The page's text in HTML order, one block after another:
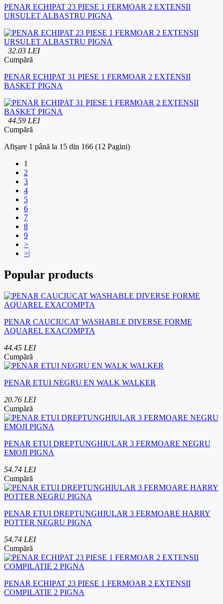
PENAR ECHIPAT 23 PIESE 1 FERMOAR 2 EXTENSII
URSULET ALBASTRU PIGNA
32.03 LEI
Cumpără
PENAR ECHIPAT 31 PIESE 1 FERMOAR 2 EXTENSII
BASKET PIGNA
44.59 LEI
Cumpără
Afișare 1 până la 15 din 166 (12 Pagini)
1
2
3
4
5
6
7
8
9
>
>|
Popular products
PENAR CAUCIUCAT WASHABLE DIVERSE FORME
AQUAREL EXACOMPTA
44.45 LEI
Cumpără
PENAR ETUI NEGRU EN WALK WALKER
20.76 LEI
Cumpără
PENAR ETUI DREPTUNGHIULAR 3 FERMOARE NEGRU
EMOJI PIGNA
54.74 LEI
Cumpără
PENAR ETUI DREPTUNGHIULAR 3 FERMOARE HARRY
POTTER NEGRU PIGNA
54.74 LEI
Cumpără
PENAR ECHIPAT 23 PIESE 1 FERMOAR 2 EXTENSII
COMPILATIE 2 PIGNA